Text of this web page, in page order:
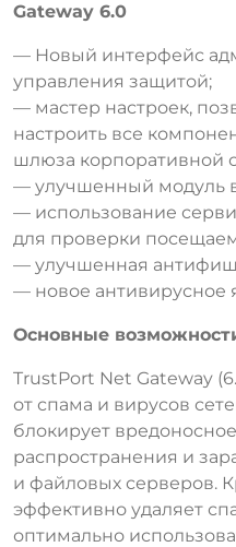
Gateway 6.0
— Новый интерфейс
управления защитой;
— мастер настроек,
настроить все
шлюза корпоративной
— улучшенный модуль
— использование
для проверки
— улучшенная
— новое антивирусное
Основные
TrustPort Net Gateway
от спама и вирусов
блокирует
распространения и
и файловых серверов.
эффективно удаляет
оптимально